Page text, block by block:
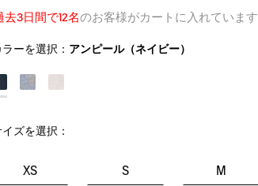
去3日間で12名のお客様がカートに入れています
ラーを選択： アンピール（ネイビー）
ズを選択：
XS S M